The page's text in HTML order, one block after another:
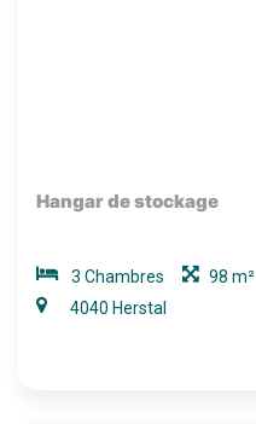
Hangar de stockage
3 Chambres
98 m²
4040 Herstal